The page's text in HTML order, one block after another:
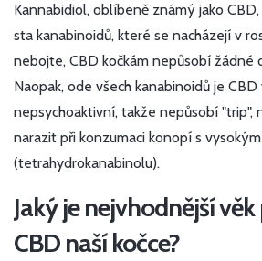
Kannabidiol, oblíbeně známý jako
sta kanabinoidů, které se nacházejí v
nebojte, CBD kočkám nepůsobí žádné
Naopak, ode všech kanabinoidů je
nepsychoaktivní, takže nepůsobí "trip",
narazit při konzumaci konopí s
(tetrahydrokanabinolu).
Jaký je nejvhodnější
CBD naší kočce?